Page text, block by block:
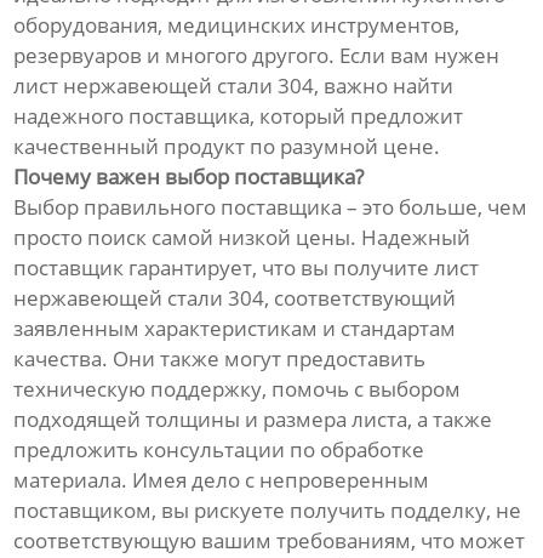
оборудования, медицинских инструментов,
резервуаров и многого другого. Если вам нужен
лист нержавеющей стали 304, важно найти
надежного поставщика, который предложит
качественный продукт по разумной цене.
Почему важен выбор поставщика?
Выбор правильного поставщика – это больше, чем
просто поиск самой низкой цены. Надежный
поставщик гарантирует, что вы получите лист
нержавеющей стали 304, соответствующий
заявленным характеристикам и стандартам
качества. Они также могут предоставить
техническую поддержку, помочь с выбором
подходящей толщины и размера листа, а также
предложить консультации по обработке
материала. Имея дело с непроверенным
поставщиком, вы рискуете получить подделку, не
соответствующую вашим требованиям, что может